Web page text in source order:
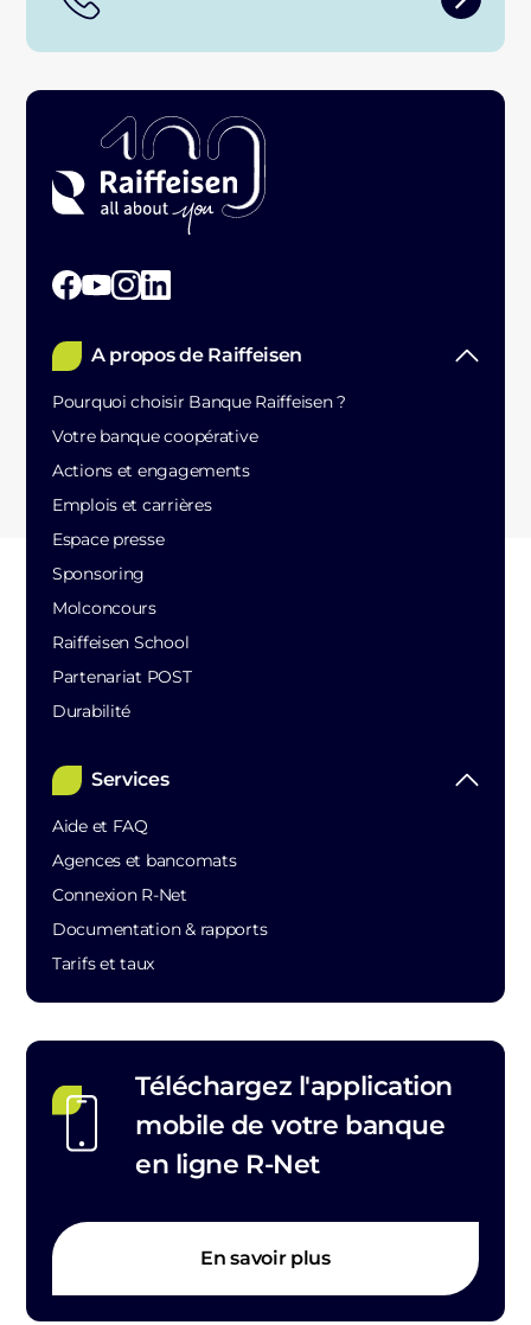
A propos de Raiffeisen
Pourquoi choisir Banque Raiffeisen ?
Votre banque coopérative
Actions et engagements
Emplois et carrières
Espace presse
Sponsoring
Molconcours
Raiffeisen School
Partenariat POST
Durabilité
Services
Aide et FAQ
Agences et bancomats
Connexion R-Net
Documentation & rapports
Tarifs et taux
Téléchargez l'application
mobile de votre banque
en ligne R-Net
En savoir plus